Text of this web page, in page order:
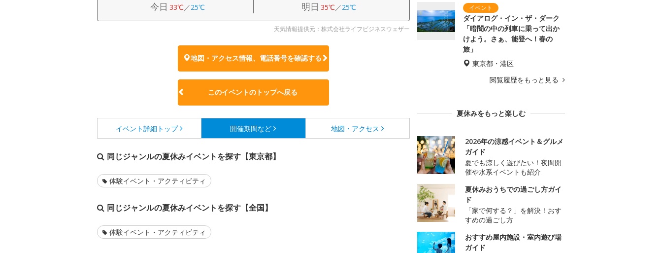
今日 33℃／25℃ 明日 35℃／25℃
天気情報提供元：株式会社ライフビジネスウェザー
地図・アクセス情報、電話番号を確認する
このイベントのトップへ戻る
イベント詳細 トップ 開催期間など 地図・アクセス
同じジャンルの夏休みイベントを探す【東京都】
体験イベント・アクティビティ
同じジャンルの夏休みイベントを探す【全国】
体験イベント・アクティビティ
ダイアログ・イン・ザ・ダーク
「暗闇の中の列車に乗って出か
けよう。さぁ、能登へ！春の
旅」
東京都・港区
閲覧履歴をもっと見る
夏休みをもっと楽しむ
2026年の涼感イベント＆グルメ
ガイド
夏でも涼しく遊びたい！夜間開
催や水系イベントも紹介
夏休みおうちでの過ごし方ガイ
ド
「家で何する？」を解決！おす
すめの過ごし方
おすすめ屋内施設・室内遊び場
ガイド